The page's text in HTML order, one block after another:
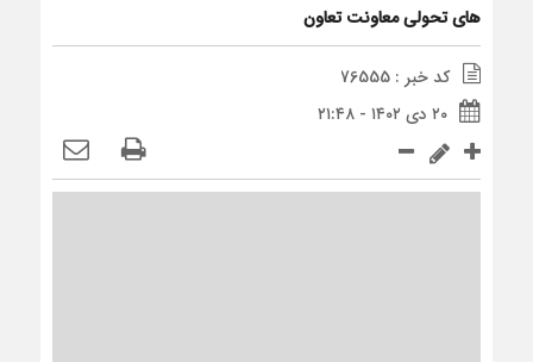
های تحولی معاونت تعاون
کد خبر : 76555
۲۰ دی ۱۴۰۲ - ۲۱:۴۸